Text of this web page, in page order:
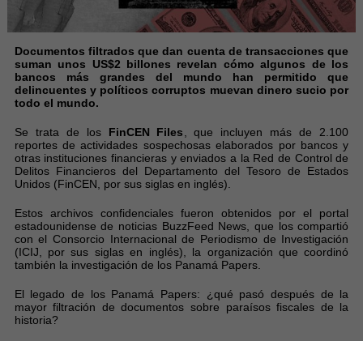
Documentos filtrados que dan cuenta de transacciones que
suman unos US$2 billones revelan cómo algunos de los
bancos más grandes del mundo han permitido que
delincuentes y políticos corruptos muevan dinero sucio por
todo el mundo.
Se trata de los FinCEN Files , que incluyen más de 2.100
reportes de actividades sospechosas elaborados por bancos y
otras instituciones financieras y enviados a la Red de Control de
Delitos Financieros del Departamento del Tesoro de Estados
Unidos (FinCEN, por sus siglas en inglés).
Estos archivos confidenciales fueron obtenidos por el portal
estadounidense de noticias BuzzFeed News, que los compartió
con el Consorcio Internacional de Periodismo de Investigación
(ICIJ, por sus siglas en inglés), la organización que coordinó
también la investigación de los Panamá Papers.
El legado de los Panamá Papers: ¿qué pasó después de la
mayor filtración de documentos sobre paraísos fiscales de la
historia?